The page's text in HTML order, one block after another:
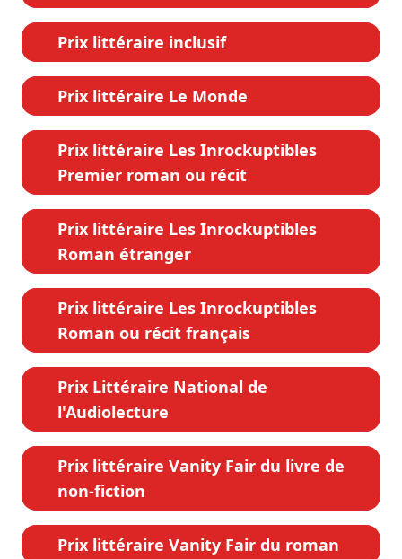
Prix littéraire inclusif
Prix littéraire Le Monde
Prix littéraire Les Inrockuptibles
Premier roman ou récit
Prix littéraire Les Inrockuptibles
Roman étranger
Prix littéraire Les Inrockuptibles
Roman ou récit français
Prix Littéraire National de
l'Audiolecture
Prix littéraire Vanity Fair du livre de
non-fiction
Prix littéraire Vanity Fair du roman